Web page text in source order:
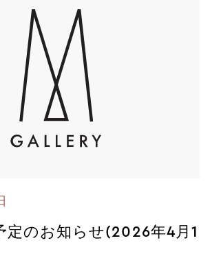
定のお知らせ(2026年4月1